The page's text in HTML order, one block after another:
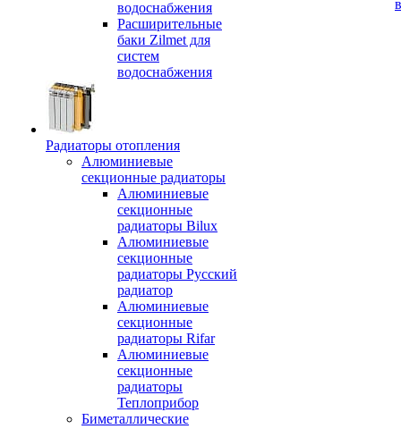
водоснабжения
Расширительные
баки Zilmet для
систем
водоснабжения
Радиаторы отопления
Алюминиевые
секционные радиаторы
Алюминиевые
секционные
радиаторы Bilux
Алюминиевые
секционные
радиаторы Русский
радиатор
Алюминиевые
секционные
радиаторы Rifar
Алюминиевые
секционные
радиаторы
Теплоприбор
Биметаллические